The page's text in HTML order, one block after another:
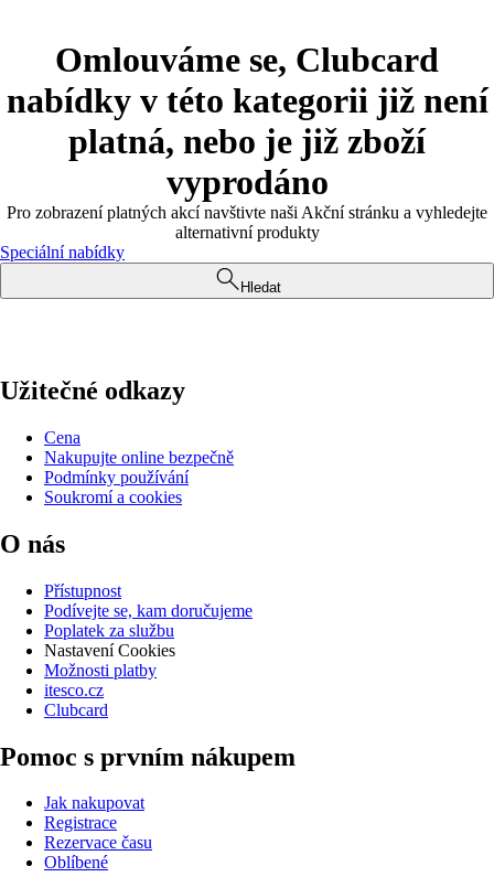
Omlouváme se, Clubcard
nabídky v této kategorii již není
platná, nebo je již zboží
vyprodáno
Pro zobrazení platných akcí navštivte naši Akční stránku a vyhledejte
alternativní produkty
Speciální nabídky
Hledat
Užitečné odkazy
Cena
Nakupujte online bezpečně
Podmínky používání
Soukromí a cookies
O nás
Přístupnost
Podívejte se, kam doručujeme
Poplatek za službu
Nastavení Cookies
Možnosti platby
itesco.cz
Clubcard
Pomoc s prvním nákupem
Jak nakupovat
Registrace
Rezervace času
Oblíbené